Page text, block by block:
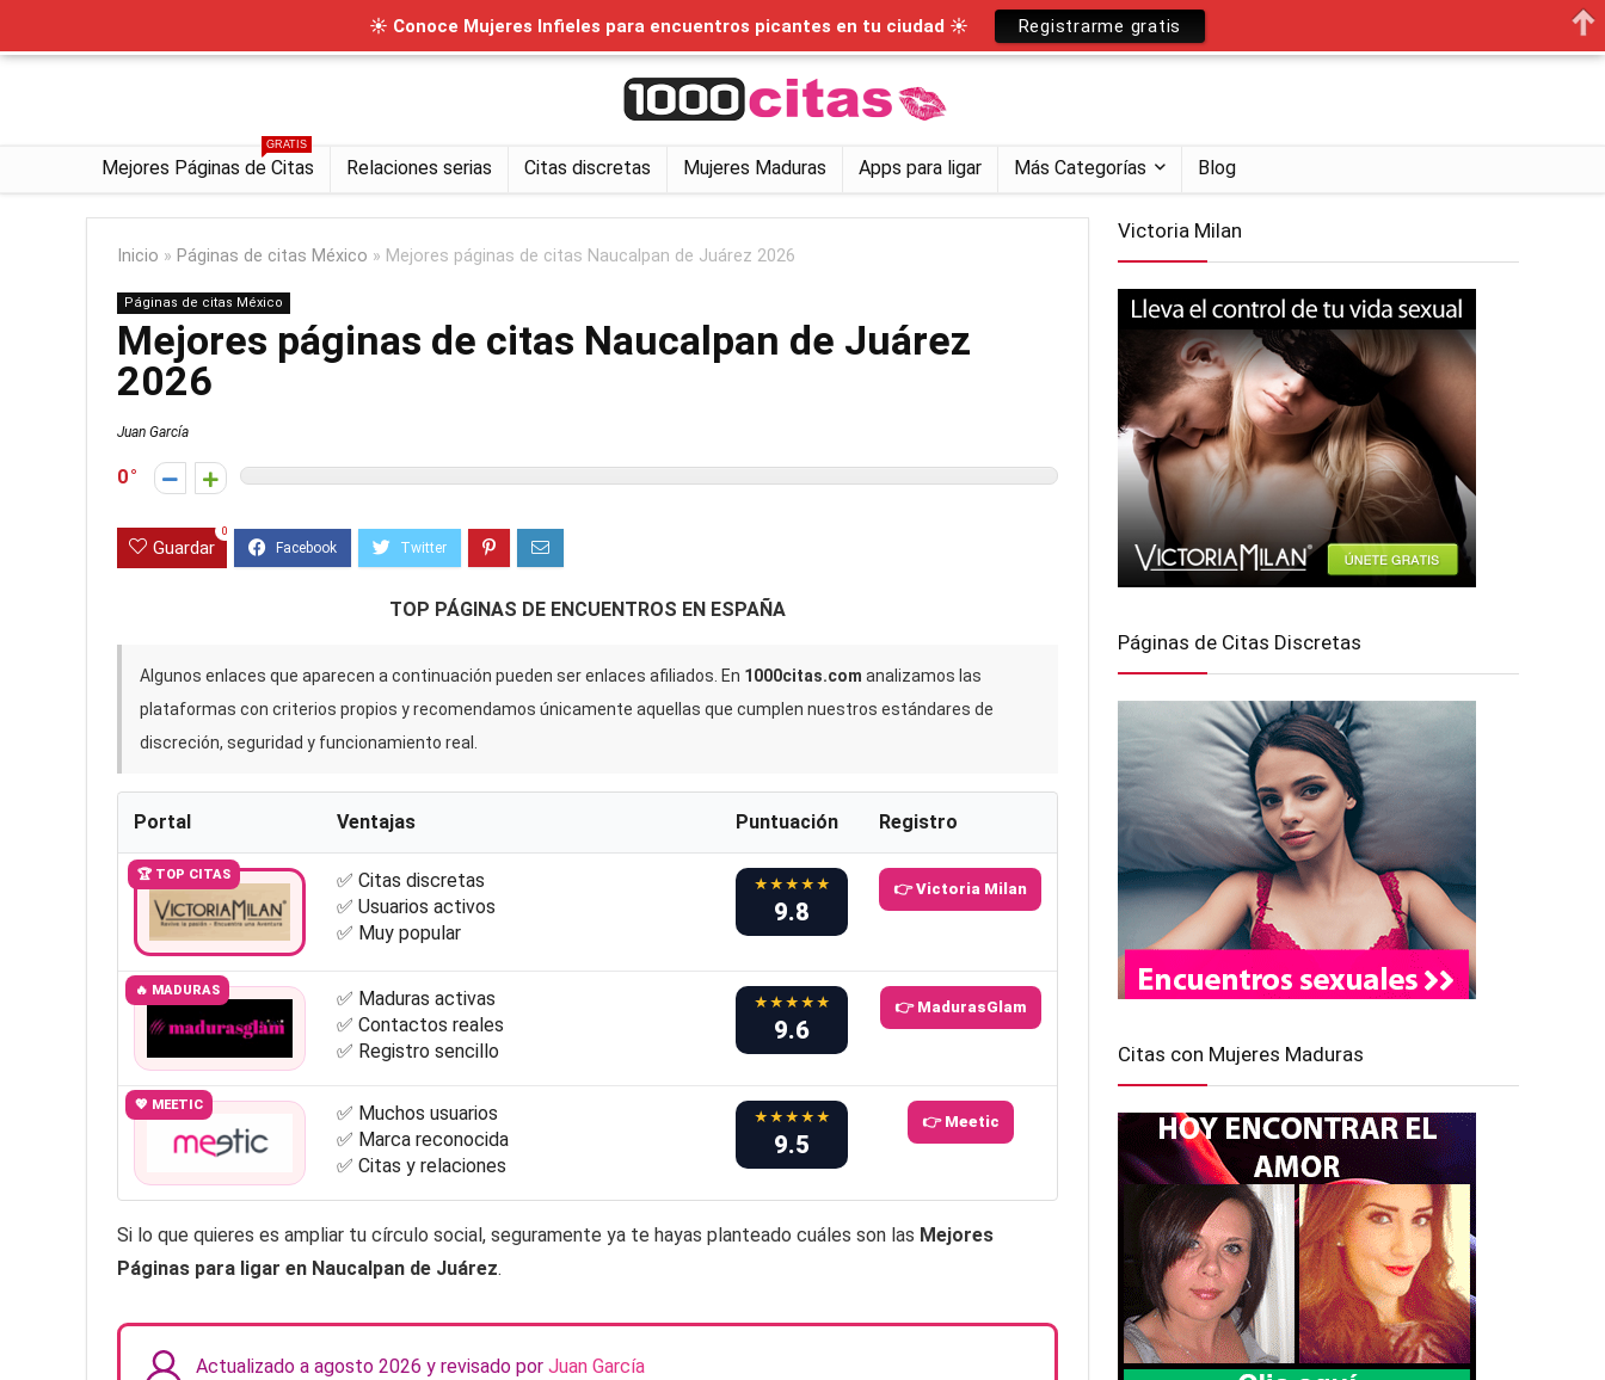
Mejores Páginas de Citas
GRATIS
Relaciones serias Citas discretas Mujeres Maduras Apps para ligar Más Categorías Blog
Inicio » Páginas de citas México » Mejores páginas de citas Naucalpan de Juárez 2026
Páginas de citas México
Mejores páginas de citas Naucalpan de Juárez
2026
Juan García
0
Guardar
0
TOP PÁGINAS DE ENCUENTROS EN ESPAÑA
Algunos enlaces que aparecen a continuación pueden ser enlaces afiliados. En 1000citas.com analizamos las
plataformas con criterios propios y recomendamos únicamente aquellas que cumplen nuestros estándares de
discreción, seguridad y funcionamiento real.
Portal Ventajas Puntuación Registro
🏆 TOP CITAS
✅ Citas discretas
✅ Usuarios activos
✅ Muy popular
★★★★★
9.8
👉 Victoria Milan
🔥 MADURAS
✅ Maduras activas
✅ Contactos reales
✅ Registro sencillo
★★★★★
9.6
👉 MadurasGlam
💖 MEETIC
✅ Muchos usuarios
✅ Marca reconocida
✅ Citas y relaciones
★★★★★
9.5
👉 Meetic
Si lo que quieres es ampliar tu círculo social, seguramente ya te hayas planteado cuáles son las Mejores
Páginas para ligar en Naucalpan de Juárez.
Actualizado a agosto 2026 y revisado por Juan García
Victoria Milan
Páginas de Citas Discretas
Citas con Mujeres Maduras
☀ Conoce Mujeres Infieles para encuentros picantes en tu ciudad ☀ Registrarme gratis